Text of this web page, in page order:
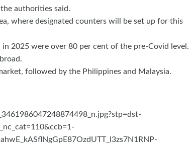
authorities said.
where designated counters will be set up for this
2025 were over 80 per cent of the pre‑Covid level.
followed by the Philippines and Malaysia.